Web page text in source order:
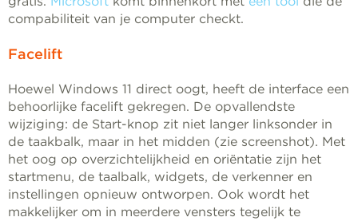
compabiliteit van je computer checkt.
Facelift
Hoewel Windows 11 direct oogt, heeft de interface een
behoorlijke facelift gekregen. De opvallendste
wijziging: de Start-knop zit niet langer linksonder in
de taakbalk, maar in het midden (zie screenshot). Met
het oog op overzichtelijkheid en oriëntatie zijn het
startmenu, de taalbalk, widgets, de verkenner en
instellingen opnieuw ontworpen. Ook wordt het
makkelijker om in meerdere vensters tegelijk te